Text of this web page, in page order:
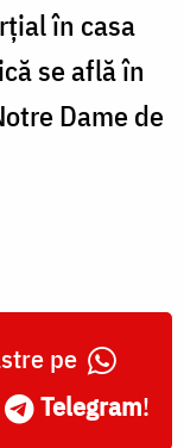
în casa
se află în
Dame de
pe
Telegram!